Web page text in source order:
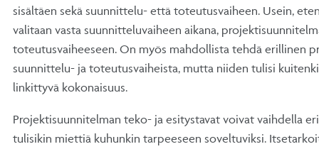
sisältäen sekä suunnittelu- että toteutusvaiheen. Usein,
valitaan vasta suunnitteluvaiheen aikana,
toteutusvaiheeseen. On myös mahdollista tehdä erillinen
suunnittelu- ja toteutusvaiheista, mutta niiden tulisi
linkittyvä kokonaisuus.
Projektisuunnitelman teko- ja esitystavat voivat vaihdella
tulisikin miettiä kuhunkin tarpeeseen soveltuviksi.